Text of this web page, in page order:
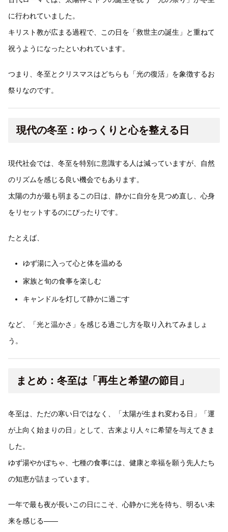
に行われていました。
キリスト教が広まる過程で、この日を「救世主の誕生」と重ねて
祝うようになったといわれています。
つまり、冬至とクリスマスはどちらも「光の復活」を象徴するお
祭りなのです。
現代の冬至：ゆっくりと心を整える日
現代社会では、冬至を特別に意識する人は減っていますが、自然
のリズムを感じる良い機会でもあります。
太陽の力が最も弱まるこの日は、静かに自分を見つめ直し、心身
をリセットするのにぴったりです。
たとえば、
ゆず湯に入って心と体を温める
家族と旬の食事を楽しむ
キャンドルを灯して静かに過ごす
など、「光と温かさ」を感じる過ごし方を取り入れてみましょ
う。
まとめ：冬至は「再生と希望の節目」
冬至は、ただの寒い日ではなく、「太陽が生まれ変わる日」「運
が上向く始まりの日」として、古来より人々に希望を与えてきま
した。
ゆず湯やかぼちゃ、七種の食事には、健康と幸福を願う先人たち
の知恵が詰まっています。
一年で最も夜が長いこの日にこそ、心静かに光を待ち、明るい未
来を感じる――